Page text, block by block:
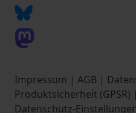
Impressum | AGB |
Produktsicherheit (GPSR) |
Datenschutz-